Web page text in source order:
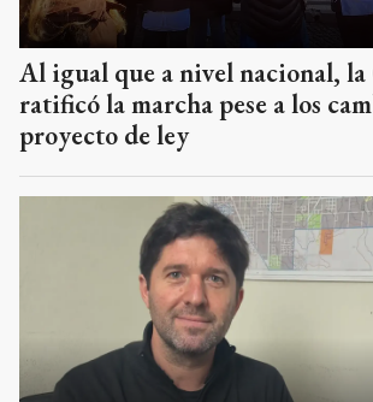
Al igual que a nivel nacional,
ratificó la marcha pese a los
proyecto de ley